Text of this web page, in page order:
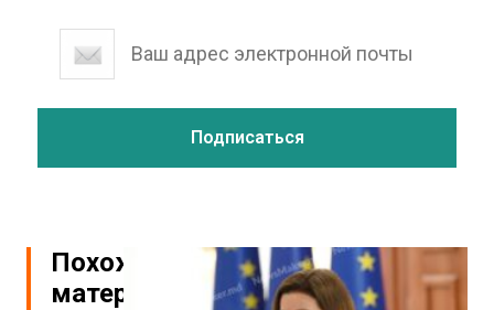
Похожие
материалы